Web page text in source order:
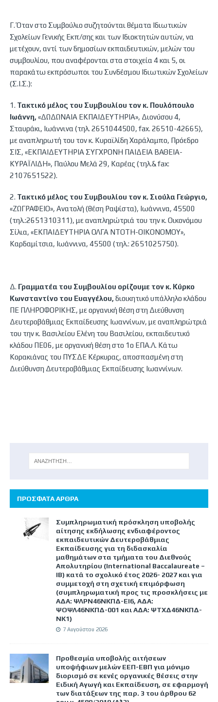
Γ. Όταν στο Συμβούλιο συζητούνται θέματα Ιδιωτικών
Σχολείων Γενικής Εκπ/σης και των Ιδιοκτητών αυτών, να
μετέχουν, αντί των δημοσίων εκπαιδευτικών, μελών του
συμβουλίου, που αναφέρονται στα στοιχεία 4 και 5, οι
παρακάτω εκπρόσωποι του Συνδέσμου Ιδιωτικών Σχολείων
(Σ.Ι.Σ.):
1. Τακτικό μέλος του Συμβουλίου τον κ. Πουλόπουλο
Ιωάννη, «ΔΩΔΩΝΑΙΑ ΕΚΠΑΙΔΕΥΤΗΡΙΑ», Διονύσου 4,
Σταυράκι, Ιωάννινα (τηλ. 2651044500, fax. 26510-42665),
με αναπληρωτή του τον κ. Κυραϊλίδη Χαράλαμπο, Πρόεδρο
ΣΙΣ, «ΕΚΠΑΙΔΕΥΤΗΡΙΑ ΣΥΓΧΡΟΝΗ ΠΑΙΔΕΙΑ ΒΑΘΕΙΑ-
ΚΥΡΑΪΛΙΔΗ», Παύλου Μελά 29, Καρέας (τηλ.& fax:
2107651522).
2. Τακτικό μέλος του Συμβουλίου τον κ. Σιούλα Γεώργιο,
«ΖΩΓΡΑΦΕΙΟ», Ανατολή (θέση Ραψίστα), Ιωάννινα, 45500
(τηλ.:2651310311), με αναπληρώτριά του την κ. Οικονόμου
Σίλια, «ΕΚΠΑΙΔΕΥΤΗΡΙΑ ΟΛΓΑ ΝΤΟΤΗ-ΟΙΚΟΝΟΜΟΥ»,
Καρδαμίτσια, Ιωάννινα, 45500 (τηλ.: 2651025750).
Δ. Γραμματέα του Συμβουλίου ορίζουμε τον κ. Κύρκο
Κωνσταντίνο του Ευαγγέλου, διοικητικό υπάλληλο κλάδου
ΠΕ ΠΛΗΡΟΦΟΡΙΚΗΣ, με οργανική θέση στη Διεύθυνση
Δευτεροβάθμιας Εκπαίδευσης Ιωαννίνων, με αναπληρώτριά
του την κ. Βασιλείου Ελένη του Βασιλείου, εκπαιδευτικό
κλάδου ΠΕ06, με οργανική θέση στο 1ο ΕΠΑ.Λ. Κάτω
Κορακιάνας του ΠΥΣΔΕ Κέρκυρας, αποσπασμένη στη
Διεύθυνση Δευτεροβάθμιας Εκπαίδευσης Ιωαννίνων.
ΠΡΟΣΦΑΤΑ ΑΡΘΡΑ
Συμπληρωματική πρόσκληση υποβολής
αίτησης εκδήλωσης ενδιαφέροντος
εκπαιδευτικών Δευτεροβάθμιας
Εκπαίδευσης για τη διδασκαλία
μαθημάτων στα τμήματα του Διεθνούς
Απολυτηρίου (International Baccalaureate –
IB) κατά το σχολικό έτος 2026- 2027 και για
συμμετοχή στη σχετική επιμόρφωση
(συμπληρωματική προς τις προσκλήσεις με
ΑΔΑ: ΨΛΡΝ46ΝΚΠΔ-ΕΙ6, ΑΔΑ:
ΨΟΨΛ46ΝΚΠΔ-001 και ΑΔΑ: ΨΤΧΔ46ΝΚΠΔ-
ΝΚ1)
7 Αυγούστου 2026
Προθεσμία υποβολής αιτήσεων
υποψήφιων μελών ΕΕΠ-ΕΒΠ για μόνιμο
διορισμό σε κενές οργανικές θέσεις στην
Ειδική Αγωγή και Εκπαίδευση, σε εφαρμογή
των διατάξεων της παρ. 3 του άρθρου 62